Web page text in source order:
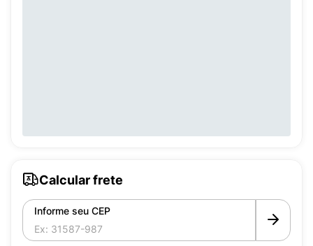
Calcular frete
Informe seu CEP